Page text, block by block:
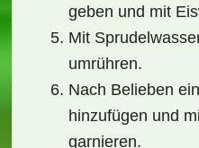
geben und mit
Mit
umrühren.
Nach Belieben
hinzufügen und
garnieren.